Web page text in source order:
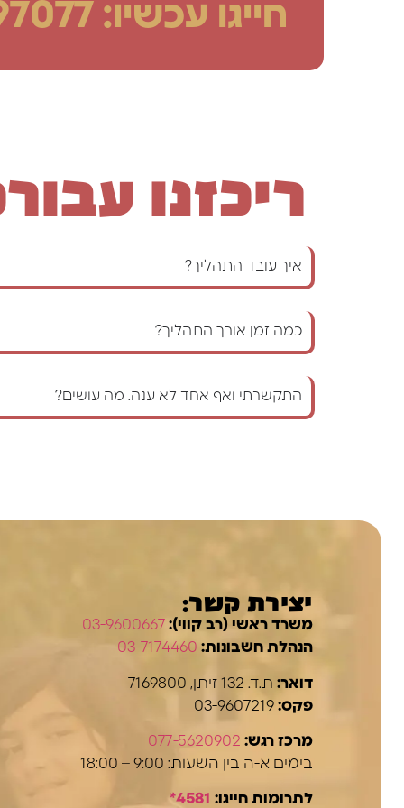
חייגו עכשיו: 073-3797077
ריכזנו
איך עובד התהליך?
כמה זמן אורך התהליך?
התקשרתי ואף אחד לא ענה. מה עושים?
יצירת קשר:
משרד ראשי (רב קווי):03-9600667
הנהלת חשבונות: 03-7174460
דואר: ת.ד. 132 זיתן, 7169800
פקס: 03-9607219
מרכז רגש: 077-5620902
בימים א-ה בין השעות: 9:00 – 18:00
לתרומות חייגו: 4581*